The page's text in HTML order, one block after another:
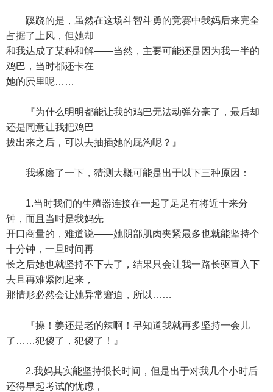
蹊跷的是，虽然在这场斗智斗勇的竞赛中我妈后来完全
占据了上风，但她却
和我达成了某种和解——当然，主要可能还是因为我一半的
鸡巴，当时都还卡在
她的屄里呢……
『为什么明明都能让我的鸡巴无法动弹分毫了，最后却
还是同意让我把鸡巴
拔出来之后，可以去抽插她的屁沟呢？』
我琢磨了一下，猜测大概可能是出于以下三种原因：
1.当时我们的生殖器连接在一起了足足有将近十来分
钟，而且当时是我妈先
开口商量的，难道说——她阴部肌肉夹紧最多也就能坚持个
十分钟，一旦时间再
长之后她也就坚持不下去了，结果只会让我一路长驱直入下
去且再难紧闭起来，
那情形必然会让她异常窘迫，所以……
『操！姜还是老的辣啊！早知道我就再多坚持一会儿
了……犯傻了，犯傻了！』
2.我妈其实能坚持很长时间，但是出于对我几个小时后
还得早起考试的忧虑，